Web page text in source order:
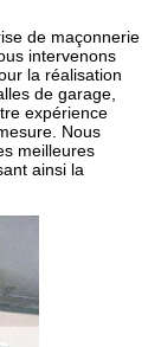
de maçonnerie
intervenons
la réalisation
de garage,
expérience
Nous
meilleures
ainsi la